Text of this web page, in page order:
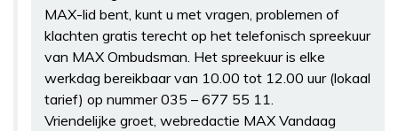
MAX-lid bent, kunt u met vragen, problemen of
klachten gratis terecht op het telefonisch spreekuur
van MAX Ombudsman. Het spreekuur is elke
werkdag bereikbaar van 10.00 tot 12.00 uur (lokaal
tarief) op nummer 035 – 677 55 11.
Vriendelijke groet, webredactie MAX Vandaag